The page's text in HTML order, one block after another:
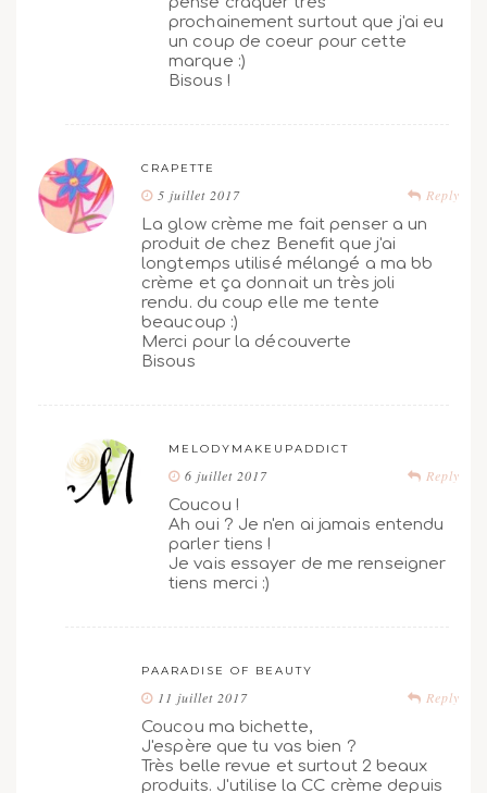
prochainement surtout que j'ai eu
un coup de coeur pour cette
marque :)
Bisous !
CRAPETTE
Reply
5 juillet 2017
La glow crème me fait penser a un
produit de chez Benefit que j'ai
longtemps utilisé mélangé a ma bb
crème et ça donnait un très joli
rendu. du coup elle me tente
beaucoup :)
Merci pour la découverte
Bisous
MELODYMAKEUPADDICT
Reply
6 juillet 2017
Coucou !
Ah oui ? Je n'en ai jamais entendu
parler tiens !
Je vais essayer de me renseigner
tiens merci :)
PAARADISE OF BEAUTY
Reply
11 juillet 2017
Coucou ma bichette,
J'espère que tu vas bien ?
Très belle revue et surtout 2 beaux
produits. J'utilise la CC crème depuis